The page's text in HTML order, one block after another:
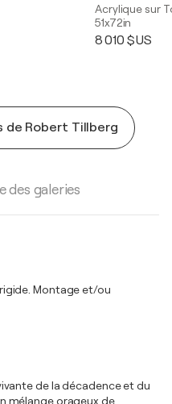
Acrylique sur
51x72in
8 010 $US
de Robert Tillberg
des galeries
Montage et/ou
de la décadence et du
mélange orageux de